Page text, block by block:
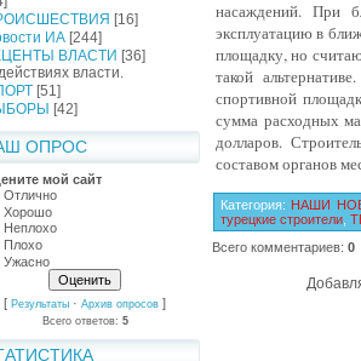
[16]
ИА [244]
ВЛАСТИ [36]
власти.
[51]
[42]
ОПРОС
мой сайт
Отлично
Хорошо
Неплохо
Плохо
Ужасно
[ Результаты · Архив опросов ]
Всего ответов: 5
насаждений. При
эксплуатацию в
площадку, но
такой
спортивной
сумма расходных
долларов.
составом органов
Категория: НАШИ
турецкие строители
Всего комментариев: 0